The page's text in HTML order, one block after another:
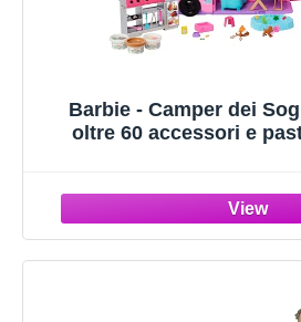
Barbie - Camper dei
oltre 60 accessori e
anni, HRJ78